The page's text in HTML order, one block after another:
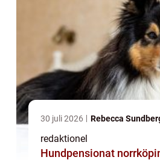
30 juli 2026 Rebecca
redaktionel
Hundpensionat norrköping så